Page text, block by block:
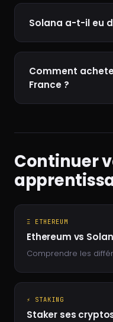
Solana a-t-il eu
Comment
France ?
Continuer
Ξ ETHEREUM
Ethereum vs
Comprendre les
⚡ STAKING
Staker ses